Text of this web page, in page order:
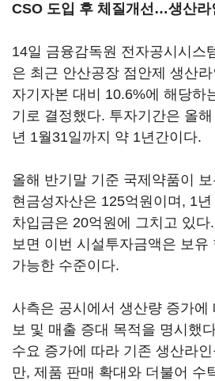
CSO 도입 후 체질개선 …생산라
14일 금융감독원 전자공시시스
은 최근 안산공장 점안제 생산
자기자본 대비 10.6%에 해당하
기로 결정했다. 투자기간은 올
년 1월31일까지 약 1년간이다.
올해 반기말 기준 국제약품이
현금성자산은 125억원이며, 1년
차입금은 20억원에 그치고 있
보면 이번 시설투자금액은 보유
가능한 수준이다.
사측은 공시에서 생산량 증가에
보 및 매출 증대 목적을 명시했
수요 증가에 따라 기존 생산라
만, 제품 판매 확대와 더불어 수